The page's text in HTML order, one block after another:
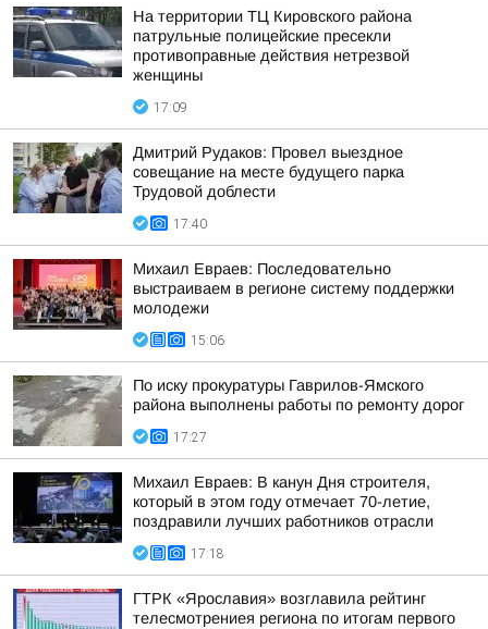
На территории ТЦ Кировского района
патрульные полицейские пресекли
противоправные действия нетрезвой
женщины
17:09
Дмитрий Рудаков: Провел выездное
совещание на месте будущего парка
Трудовой доблести
17:40
Михаил Евраев: Последовательно
выстраиваем в регионе систему поддержки
молодежи
15:06
По иску прокуратуры Гаврилов-Ямского
района выполнены работы по ремонту дорог
17:27
Михаил Евраев: В канун Дня строителя,
который в этом году отмечает 70-летие,
поздравили лучших работников отрасли
17:18
ГТРК «Ярославия» возглавила рейтинг
телесмотрениея региона по итогам первого